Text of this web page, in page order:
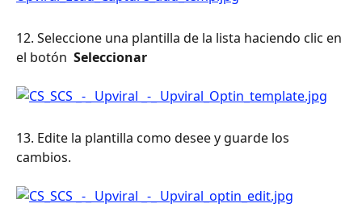
12. Seleccione una plantilla de la lista haciendo clic en
el botón Seleccionar
13. Edite la plantilla como desee y guarde los
cambios.